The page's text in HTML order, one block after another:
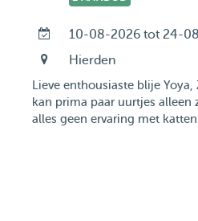
10-08-2026 tot 24-
Hierden
Lieve enthousiaste blije
kan prima paar uurtjes alleen
alles geen ervaring met katten